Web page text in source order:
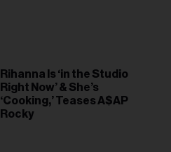
Rihanna Is ‘in the Studio
Right Now’ & She’s
‘Cooking,’ Teases A$AP
Rocky